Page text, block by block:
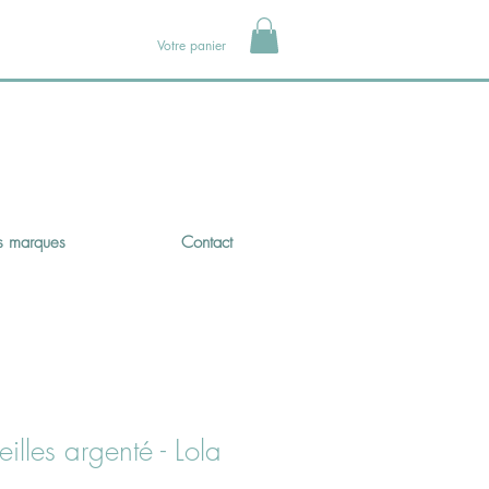
Votre panier
marques Contact
argenté - Lola